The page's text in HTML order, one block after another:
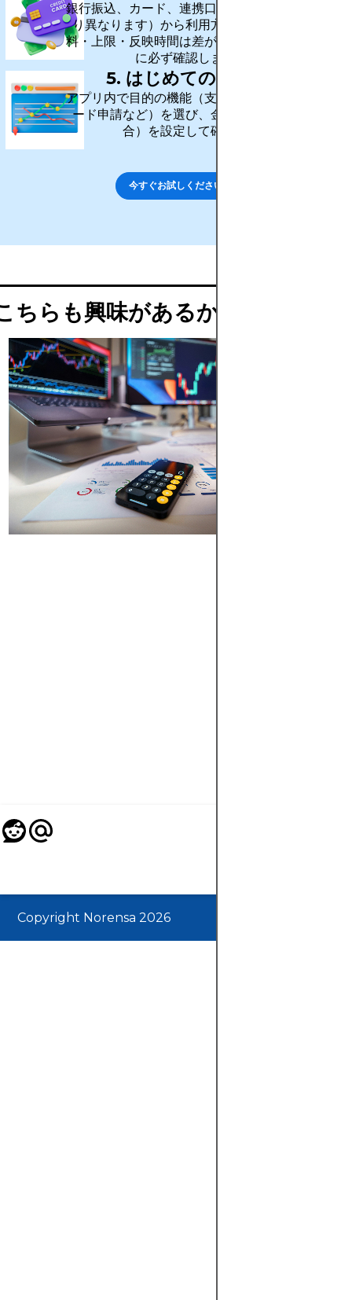
銀行振込、カード、連携口座など（サービスによ
り異なります）から利用方法を選びます。手数
料・上限・反映時間は差が出やすいので、確定前
に必ず確認しましょう。
5. はじめての操作を実行
アプリ内で目的の機能（支払い、送金、運用、カ
ード申請など）を選び、金額や上限（必要な場
合）を設定して確定します。
今すぐお試しください
ちらも興味があるかもしれませ
Copyright Norensa 2026